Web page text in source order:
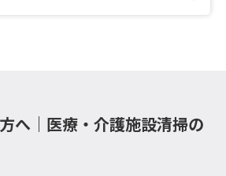
へ｜医療・介護施設清掃の